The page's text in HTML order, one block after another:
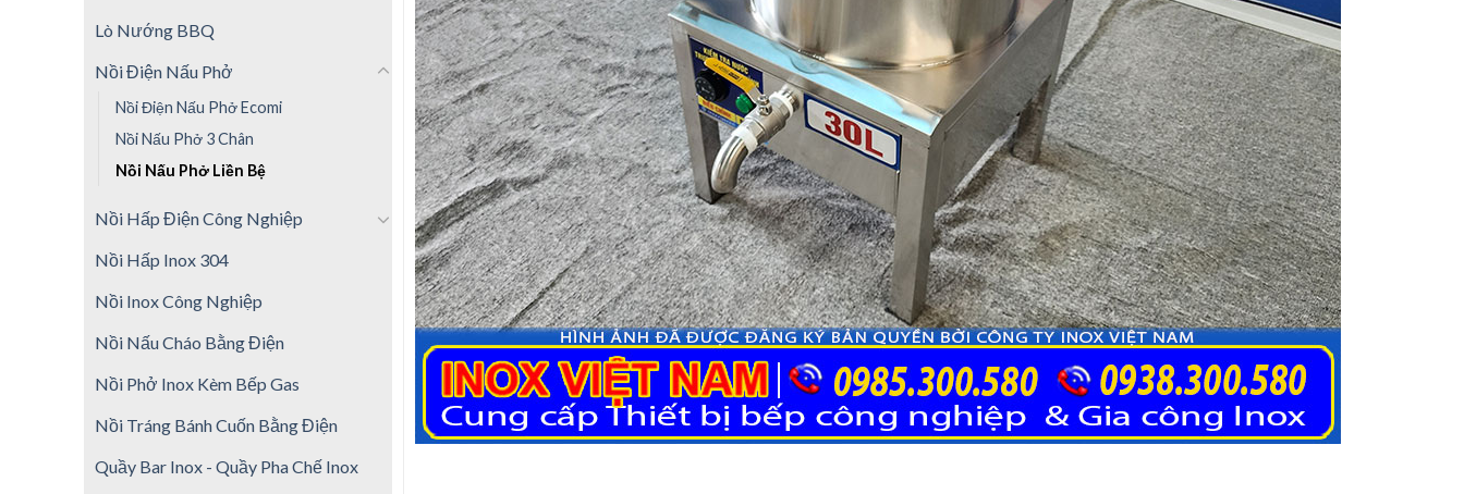
Lò Nướng BBQ
Nồi Điện Nấu Phở
Nồi Điện Nấu Phở Ecomi
Nồi Nấu Phở 3 Chân
Nồi Nấu Phở Liền Bệ
Nồi Hấp Điện Công Nghiệp
Nồi Hấp Inox 304
Nồi Inox Công Nghiệp
Nồi Nấu Cháo Bằng Điện
Nồi Phở Inox Kèm Bếp Gas
Nồi Tráng Bánh Cuốn Bằng Điện
Quầy Bar Inox - Quầy Pha Chế Inox